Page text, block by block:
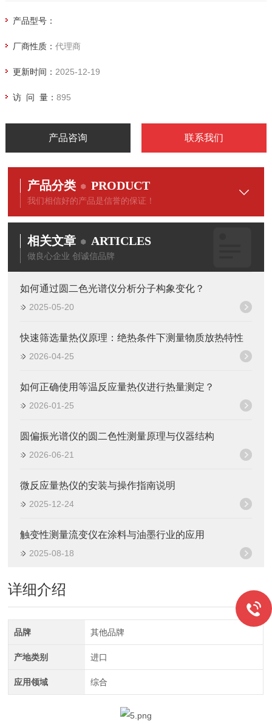
产品型号：
厂商性质： 代理商
更新时间： 2025-12-19
访 问 量： 895
产品咨询 联系我们
产品分类 PRODUCT
我们相信好的产品是信誉的保证！
相关文章 ARTICLES
做良心企业 创诚信品牌
如何通过圆二色光谱仪分析分子构象变化？
2025-05-20
快速筛选量热仪原理：绝热条件下测量物质放热特性
2026-04-25
如何正确使用等温反应量热仪进行热量测定？
2026-01-25
圆偏振光谱仪的圆二色性测量原理与仪器结构
2026-06-21
微反应量热仪的安装与操作指南说明
2025-12-24
触变性测量流变仪在涂料与油墨行业的应用
2025-08-18
详细介绍
品牌 其他品牌
产地类别 进口
应用领域 综合